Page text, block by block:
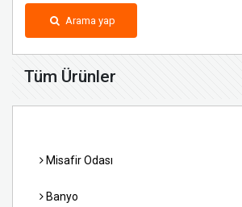
Tüm Ürünler
Misafir Odası
Banyo
Arama yap